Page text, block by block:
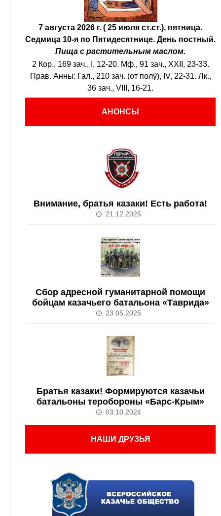
7 августа 2026 г. ( 25 июля ст.ст.), пятница.
Седмица 10-я по Пятидесятнице. День постный.
Пища с растительным маслом.
2 Кор., 169 зач., I, 12-20. Мф., 91 зач., XXII, 23-33.
Прав. Анны: Гал., 210 зач. (от полу́), IV, 22-31. Лк.,
36 зач., VIII, 16-21.
АНОНСЫ
Внимание, братья казаки! Есть работа!
21.12.2025
Сбор адресной гуманитарной помощи
бойцам казачьего батальона «Таврида»
23.05.2025
Братья казаки! Формируются казачьи
батальоны теробороны «Барс-Крым»
03.10.2024
НАШИ ДРУЗЬЯ